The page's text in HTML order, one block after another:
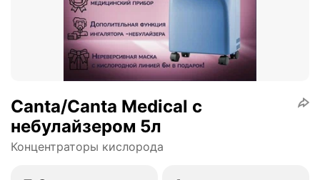
Canta/Canta Medical с
небулайзером 5л
Концентраторы кислорода